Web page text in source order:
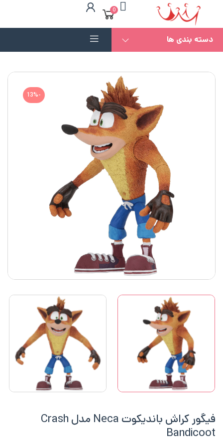
0
دسته بندی ها
-13%
فیگور کراش باندیکوت Neca مدل Crash
Bandicoot